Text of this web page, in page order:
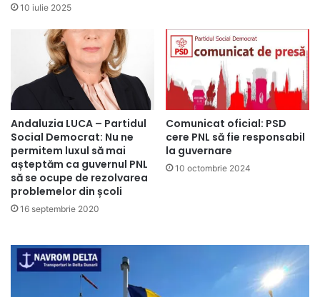
10 iulie 2025
Andaluzia LUCA – Partidul
Social Democrat: Nu ne
permitem luxul să mai
așteptăm ca guvernul PNL
să se ocupe de rezolvarea
problemelor din școli
16 septembrie 2020
Comunicat oficial: PSD
cere PNL să fie responsabil
la guvernare
10 octombrie 2024